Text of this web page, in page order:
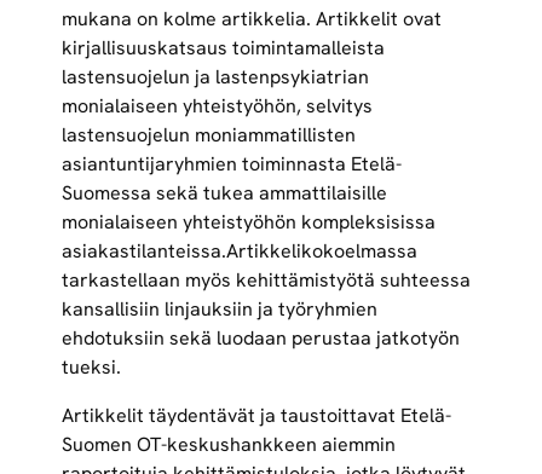
mukana on kolme artikkelia. Artikkelit ovat
kirjallisuuskatsaus toimintamalleista
lastensuojelun ja lastenpsykiatrian
monialaiseen yhteistyöhön, selvitys
lastensuojelun moniammatillisten
asiantuntijaryhmien toiminnasta Etelä-
Suomessa sekä tukea ammattilaisille
monialaiseen yhteistyöhön kompleksisissa
asiakastilanteissa.Artikkelikokoelmassa
tarkastellaan myös kehittämistyötä suhteessa
kansallisiin linjauksiin ja työryhmien
ehdotuksiin sekä luodaan perustaa jatkotyön
tueksi.
Artikkelit täydentävät ja taustoittavat Etelä-
Suomen OT-keskushankkeen aiemmin